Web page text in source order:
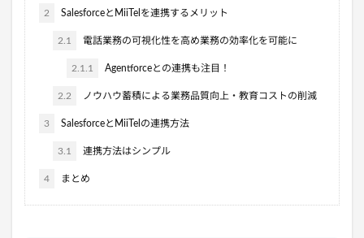
2 SalesforceとMiiTelを連携するメリット
2.1 電話業務の可視化性を高め業務の効率化を可能に
2.1.1 Agentforceとの連携も注目！
2.2 ノウハウ蓄積による業務品質向上・教育コストの削減
3 SalesforceとMiiTelの連携方法
3.1 連携方法はシンプル
4 まとめ